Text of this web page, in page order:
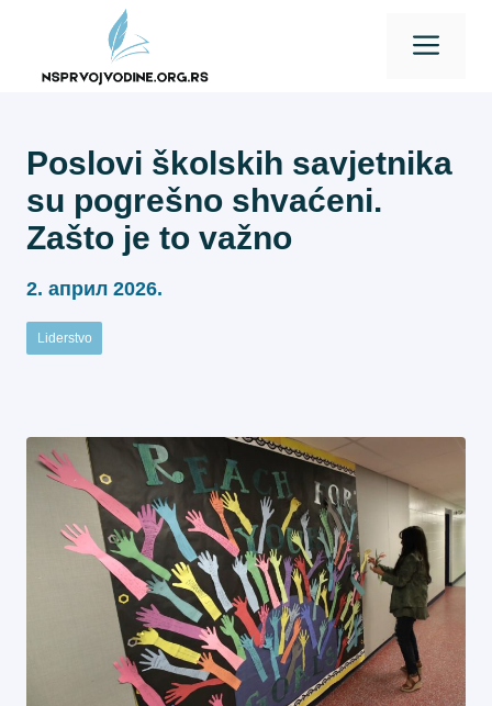
content
Poslovi školskih savjetnika
su pogrešno shvaćeni.
Zašto je to važno
2. април 2026.
Liderstvo